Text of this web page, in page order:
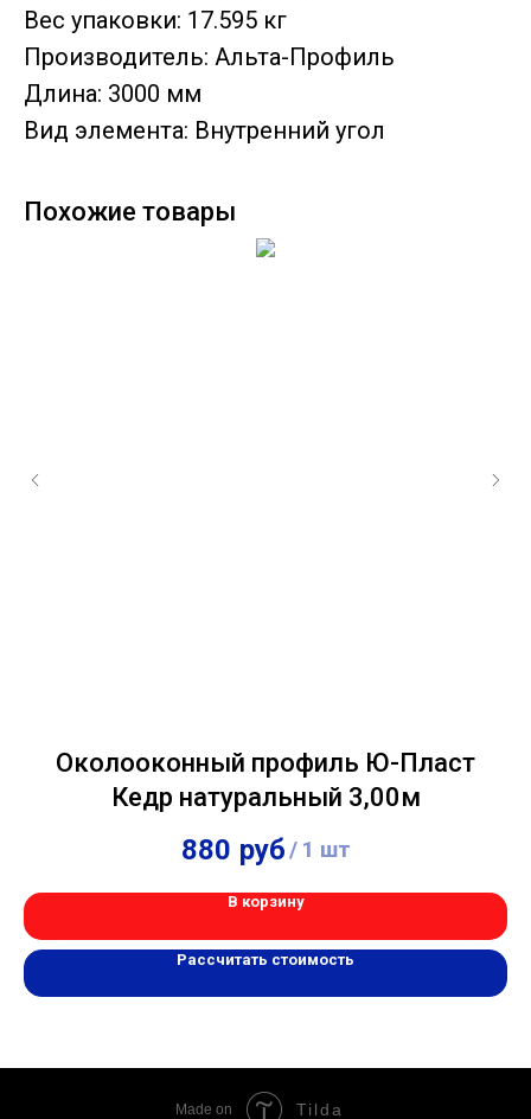
Вес упаковки: 17.595 кг
Производитель: Альта-Профиль
Длина: 3000 мм
Вид элемента: Внутренний угол
Похожие товары
Околооконный профиль Ю-Пласт
Кедр натуральный 3,00м
880 руб/ 1 шт
В корзину
Рассчитать стоимость
Made on Tilda